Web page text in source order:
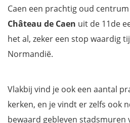
Caen een prachtig oud
Château de Caen uit de 11de
het al, zeker een stop waardig
Normandië.
Vlakbij vind je ook een aantal
kerken, en je vindt er zelfs ook
bewaard gebleven stadsmuren